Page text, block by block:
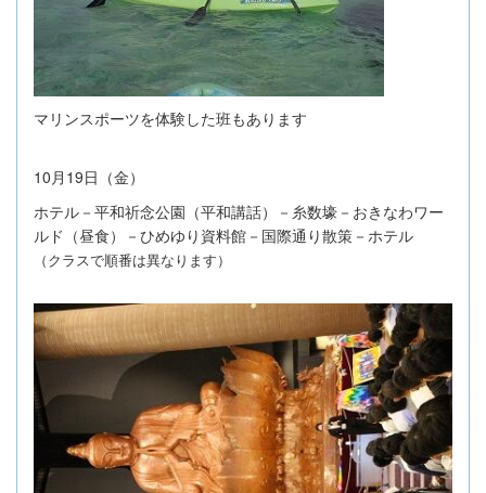
マリンスポーツを体験した班もあります
10 月 19 日（金）
ホテル－平和祈念公園（平和講話）－糸数壕－おきなわワー
ルド（昼食）－ひめゆり資料館－国際通り散策－ホテル
（クラスで順番は異なります）